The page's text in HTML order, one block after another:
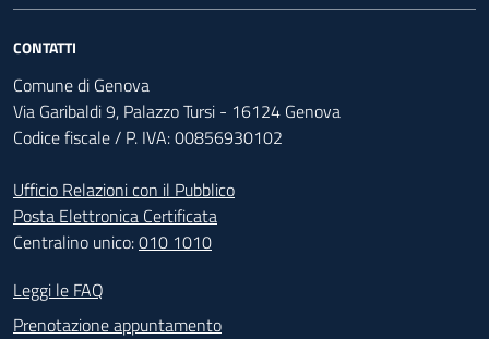
CONTATTI
Comune di Genova
Via Garibaldi 9, Palazzo Tursi - 16124 Genova
Codice fiscale / P. IVA: 00856930102
Ufficio Relazioni con il Pubblico
Posta Elettronica Certificata
Centralino unico:010 1010
Footer - Contatti
Leggi le FAQ
Prenotazione appuntamento